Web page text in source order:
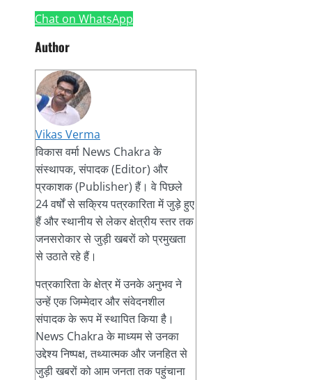
Chat on WhatsApp
Author
Vikas Verma
विकास वर्मा News Chakra के
संस्थापक, संपादक (Editor) और
प्रकाशक (Publisher) हैं। वे पिछले
24 वर्षों से सक्रिय पत्रकारिता में जुड़े हुए
हैं और स्थानीय से लेकर क्षेत्रीय स्तर तक
जनसरोकार से जुड़ी खबरों को प्रमुखता
से उठाते रहे हैं।
पत्रकारिता के क्षेत्र में उनके अनुभव ने
उन्हें एक जिम्मेदार और संवेदनशील
संपादक के रूप में स्थापित किया है।
News Chakra के माध्यम से उनका
उद्देश्य निष्पक्ष, तथ्यात्मक और जनहित से
जुड़ी खबरों को आम जनता तक पहुंचाना